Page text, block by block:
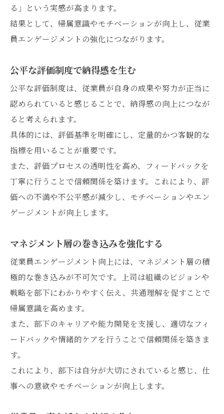
る」という実感が高まります。
結果として、帰属意識やモチベーションが向上し、従業
員エンゲージメントの強化につながります。
公平な評価制度で納得感を生む
公平な評価制度は、従業員が自身の成果や努力が正当に
認められていると感じることで、納得感の向上につなが
ると考えられます。
具体的には、評価基準を明確にし、定量的かつ客観的な
指標を用いることが重要です。
また、評価プロセスの透明性を高め、フィードバックを
丁寧に行うことで信頼関係を築けます。これにより、評
価への不満や不公平感が減少し、モチベーションやエン
ゲージメントが向上します。
マネジメント層の巻き込みを強化する
従業員エンゲージメント向上には、マネジメント層の積
極的な巻き込みが不可欠です。上司は組織のビジョンや
戦略を部下にわかりやすく伝え、共通理解を促すことで
帰属意識を高めます。
また、部下のキャリアや能力開発を支援し、適切なフィ
ードバックや情緒的ケアを行うことで信頼関係を築きま
す。
これにより、部下は自分が大切にされていると感じ、仕
事への意欲やモチベーションが向上します。